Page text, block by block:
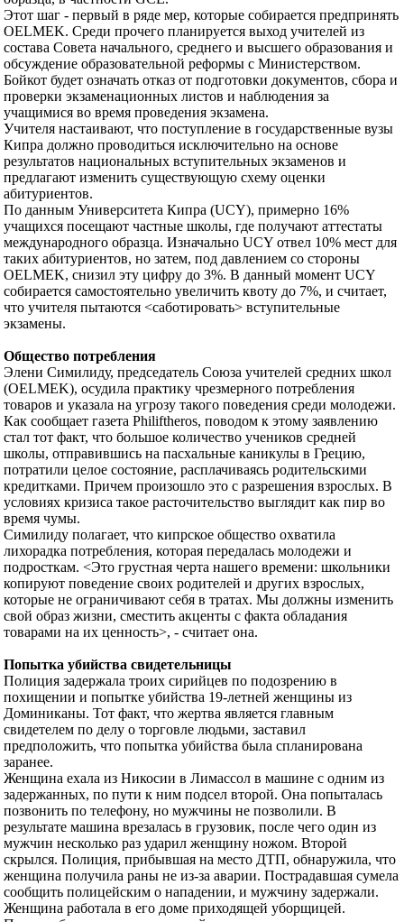
Этот шаг - первый в ряде мер, которые собирается предпринять
OELMEK. Среди прочего планируется выход учителей из
состава Совета начального, среднего и высшего образования и
обсуждение образовательной реформы с Министерством.
Бойкот будет означать отказ от подготовки документов, сбора и
проверки экзаменационных листов и наблюдения за
учащимися во время проведения экзамена.
Учителя настаивают, что поступление в государственные вузы
Кипра должно проводиться исключительно на основе
результатов национальных вступительных экзаменов и
предлагают изменить существующую схему оценки
абитуриентов.
По данным Университета Кипра (UCY), примерно 16%
учащихся посещают частные школы, где получают аттестаты
международного образца. Изначально UCY отвел 10% мест для
таких абитуриентов, но затем, под давлением со стороны
OELMEK, снизил эту цифру до 3%. В данный момент UCY
собирается самостоятельно увеличить квоту до 7%, и считает,
что учителя пытаются <саботировать> вступительные
экзамены.
Общество потребления
Элени Симилиду, председатель Союза учителей средних школ
(OELMEK), осудила практику чрезмерного потребления
товаров и указала на угрозу такого поведения среди молодежи.
Как сообщает газета Philiftheros, поводом к этому заявлению
стал тот факт, что большое количество учеников средней
школы, отправившись на пасхальные каникулы в Грецию,
потратили целое состояние, расплачиваясь родительскими
кредитками. Причем произошло это с разрешения взрослых. В
условиях кризиса такое расточительство выглядит как пир во
время чумы.
Симилиду полагает, что кипрское общество охватила
лихорадка потребления, которая передалась молодежи и
подросткам. <Это грустная черта нашего времени: школьники
копируют поведение своих родителей и других взрослых,
которые не ограничивают себя в тратах. Мы должны изменить
свой образ жизни, сместить акценты с факта обладания
товарами на их ценность>, - считает она.
Попытка убийства свидетельницы
Полиция задержала троих сирийцев по подозрению в
похищении и попытке убийства 19-летней женщины из
Доминиканы. Тот факт, что жертва является главным
свидетелем по делу о торговле людьми, заставил
предположить, что попытка убийства была спланирована
заранее.
Женщина ехала из Никосии в Лимассол в машине с одним из
задержанных, по пути к ним подсел второй. Она попыталась
позвонить по телефону, но мужчины не позволили. В
результате машина врезалась в грузовик, после чего один из
мужчин несколько раз ударил женщину ножом. Второй
скрылся. Полиция, прибывшая на место ДТП, обнаружила, что
женщина получила раны не из-за аварии. Пострадавшая сумела
сообщить полицейским о нападении, и мужчину задержали.
Женщина работала в его доме приходящей уборщицей.